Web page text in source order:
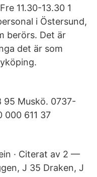
11.30-13.30 1
i Östersund,
berörs. Det är
det är som
95 Muskö. 0737-
000 611 37
· Citerat av 2 —
J 35 Draken, J